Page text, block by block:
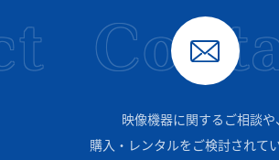
映像機器に関するご相談や、
購入・レンタルをご検討されてい